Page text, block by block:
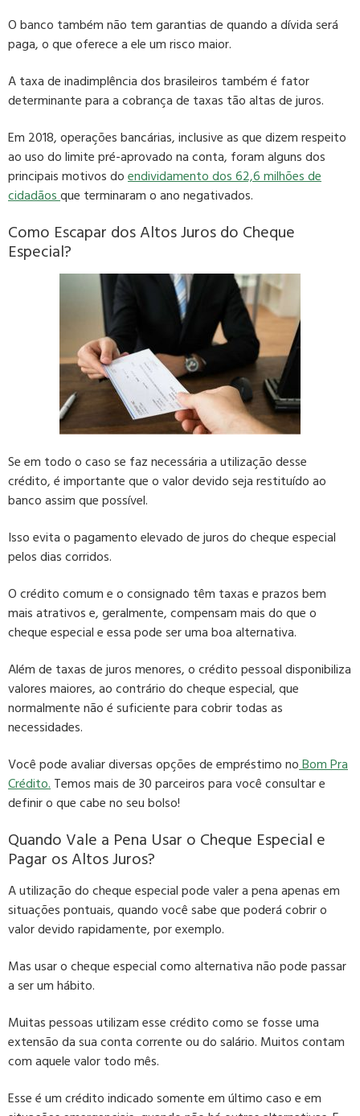
O banco também não tem garantias de quando a dívida será
paga, o queoferece a ele um risco maior.
A taxa de inadimplência dos brasileiros também é fator
determinantepara a cobrança de taxas tão altas de juros.
Em 2018, operações bancárias, inclusive as que dizem respeito
ao uso do limite pré-aprovado na conta, foram alguns dos
principais motivos doendividamento dos 62,6 milhões de
cidadãosque terminaram o ano negativados.
Como Escapar dos Altos Juros do Cheque
Especial?
Se em todo o caso se faz necessária a utilização desse
crédito, é importante que o valor devido seja restituído ao
banco assim que possível.
Isso evita o pagamento elevado de juros do cheque especial
pelos dias corridos.
O crédito comum e o consignado têm taxas e prazos bem
mais atrativos e, geralmente, compensam mais do que o
cheque especial e essa pode ser uma boa alternativa.
Além de taxas de juros menores, ocrédito pessoaldisponibiliza
valores maiores, ao contrário do cheque especial, que
normalmente não é suficiente para cobrir todas as
necessidades.
Você pode avaliar diversas opções de empréstimo noBom Pra
Crédito.Temos mais de 30 parceiros para você consultar e
definir o que cabe no seu bolso!
Quando Vale a Pena Usar o Cheque Especial e
Pagar os Altos Juros?
A utilização do cheque especial pode valer a pena apenas em
situações pontuais,quando você sabe que poderá cobrir o
valor devido rapidamente, por exemplo.
Mas usar o cheque especial como alternativanão pode passar
a ser um hábito.
Muitas pessoas utilizam esse crédito como se fosse uma
extensão da sua conta corrente ou do salário. Muitos contam
com aquele valor todo mês.
Esse é um crédito indicado somente em último caso e em